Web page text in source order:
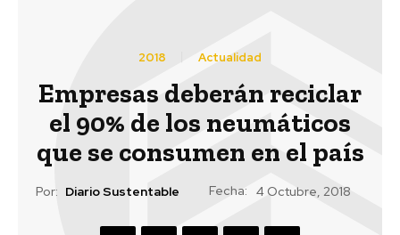
2018 Actualidad
Empresas deberán reciclar
el 90% de los neumáticos
que se consumen en el país
Por: Diario Sustentable Fecha: 4 Octubre, 2018